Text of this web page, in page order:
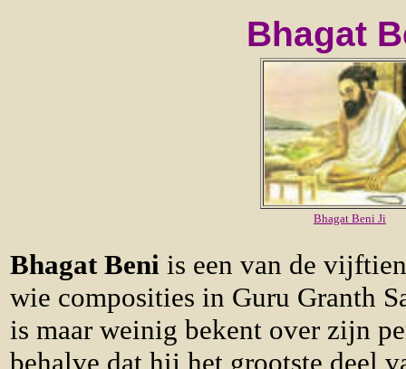
Bhagat
Bhagat Beni Ji
Bhagat Beni is een van de
wie composities in Guru Granth
is maar weinig bekent over zijn
behalve dat hij het grootste deel